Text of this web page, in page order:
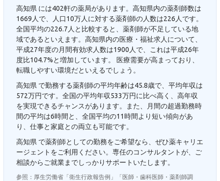
高知県 には402軒の薬局があります。高知県内の薬剤師数は
1669人で、人口10万人に対する薬剤師の人数は226人です。
全国平均の226.7人と比較すると、薬剤師が不足している地
域であるといえます。高知県内の医療・福祉求人について、
平成27年度の月間有効求人数は1900人で、これは平成26年
度比104.7%と増加しています。 医療需要が高まっており、
転職しやすい環境だといえるでしょう。
高知県 で勤務する薬剤師の平均年齢は45.8歳で、平均年収は
572万円です。全国の平均年収533万円に比べ高く、高年収
を実現できるチャンスがあります。また、月間の超過勤務時
間の平均は6時間と、全国平均の11時間より短い傾向があ
り、仕事と家庭との両立も可能です。
高知県 で薬剤師としての勤務をご希望なら、ぜひ薬キャリエ
ージェントをご利用ください。専任のコンサルタントが、ご
相談からご就業までしっかりサポートいたします。
参照：厚生労働省「衛生行政報告例」「医師・歯科医師・薬剤師調